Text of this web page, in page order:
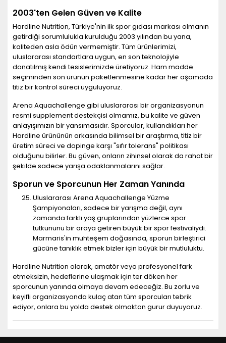
2003'ten Gelen Güven ve Kalite
Hardline Nutrition, Türkiye'nin ilk spor gıdası markası olmanın
getirdiği sorumlulukla kurulduğu 2003 yılından bu yana,
kaliteden asla ödün vermemiştir. Tüm ürünlerimizi,
uluslararası standartlara uygun, en son teknolojiyle
donatılmış kendi tesislerimizde üretiyoruz. Ham madde
seçiminden son ürünün paketlenmesine kadar her aşamada
titiz bir kontrol süreci uyguluyoruz.
Arena Aquachallenge gibi uluslararası bir organizasyonun
resmi supplement destekçisi olmamız, bu kalite ve güven
anlayışımızın bir yansımasıdır. Sporcular, kullandıkları her
Hardline ürününün arkasında bilimsel bir araştırma, titiz bir
üretim süreci ve dopinge karşı "sıfır tolerans" politikası
olduğunu bilirler. Bu güven, onların zihinsel olarak da rahat bir
şekilde sadece yarışa odaklanmalarını sağlar.
Sporun ve Sporcunun Her Zaman Yanında
Uluslararası Arena Aquachallenge Yüzme
Şampiyonaları, sadece bir yarışma değil, aynı
zamanda farklı yaş gruplarından yüzlerce spor
tutkununu bir araya getiren büyük bir spor festivaliydi.
Marmaris'in muhteşem doğasında, sporun birleştirici
gücüne tanıklık etmek bizler için büyük bir mutluluktu.
Hardline Nutrition olarak, amatör veya profesyonel fark
etmeksizin, hedeflerine ulaşmak için ter döken her
sporcunun yanında olmaya devam edeceğiz. Bu zorlu ve
keyifli organizasyonda kulaç atan tüm sporcuları tebrik
ediyor, onlara bu yolda destek olmaktan gurur duyuyoruz.